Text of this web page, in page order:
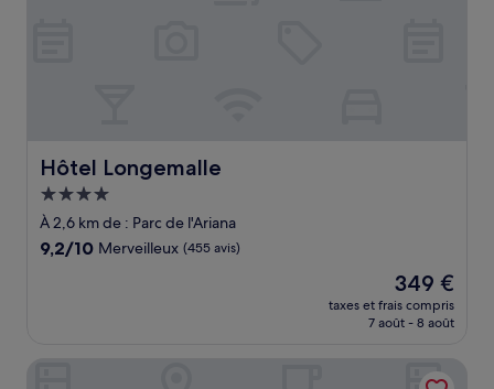
Hôtel Longemalle
Hôtel Longemalle
Hébergement
4.0 étoiles
À 2,6 km de : Parc de l'Ariana
9.2
9,2/10 Merveilleux (455 avis)
Le
nouveau
prix
de
349 €
349 €
taxes et frais compris
7 août - 8 août